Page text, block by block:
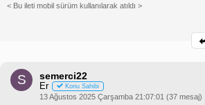
< Bu ileti mobil sürüm kullanılarak atıldı >
S semerci22
Er Konu Sahibi
13 Ağustos 2025 Çarşamba 21:07:01 (37 mesaj)